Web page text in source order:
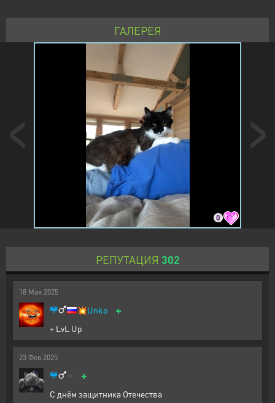
ГАЛЕРЕЯ
0
РЕПУТАЦИЯ 302
18 Мая 2025
💥Unko +
+ LvL Up
23 Фев 2025
+
С днём защитника Отечества